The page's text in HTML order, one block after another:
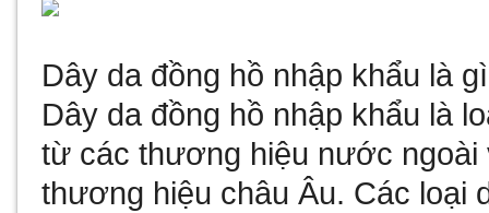
Dây da đồng hồ nhập khẩu là
Dây da đồng hồ nhập khẩu là
từ các thương hiệu nước ngoài
thương hiệu châu Âu. Các loại